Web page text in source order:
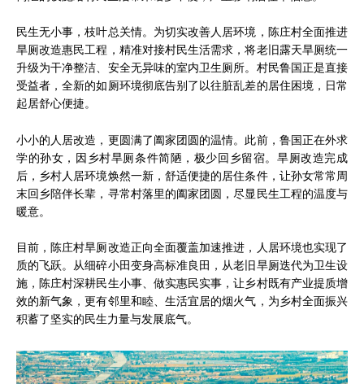
民生无小事，枝叶总关情。为切实改善人居环境，陈庄村全面推进
旱厕改造惠民工程，精准对接村民生活需求，将老旧露天旱厕统一
升级为干净整洁、安全无异味的室内卫生厕所。村民鲁国正是直接
受益者，全新的如厕环境彻底告别了以往脏乱差的居住困境，日常
起居舒心便捷。
小小的人居改造，更圆满了阖家团圆的温情。此前，鲁国正在外求
学的孙女，因乡村旱厕条件简陋，极少回乡留宿。旱厕改造完成
后，乡村人居环境焕然一新，舒适便捷的居住条件，让孙女常常周
末回乡陪伴长辈，寻常村落里的阖家团圆，尽显民生工程的温度与
暖意。
目前，陈庄村旱厕改造正向全面覆盖加速推进，人居环境也实现了
质的飞跃。从细碎小田变身高标准良田，从老旧旱厕迭代为卫生设
施，陈庄村深耕民生小事、做实惠民实事，让乡村既有产业提质增
效的新气象，更有邻里和睦、生活宜居的烟火气，为乡村全面振兴
积蓄了坚实的民生力量与发展底气。